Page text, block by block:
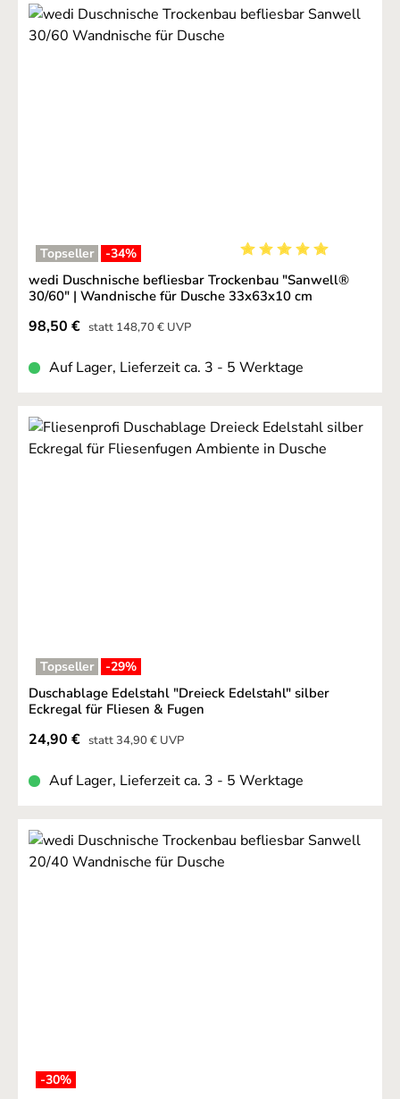
Topseller -34%
Durchschnittliche
wedi Duschnische befliesbar Trockenbau "Sanwell®
30/60" | Wandnische für Dusche 33x63x10 cm
Verkaufspreis:
98,50 € statt Regulärer Preis:
148,70 € UVP
Auf Lager, Lieferzeit ca. 3 - 5 Werktage
Topseller -29%
Duschablage Edelstahl "Dreieck Edelstahl" silber
Eckregal für Fliesen & Fugen
Verkaufspreis:
24,90 € statt Regulärer Preis:
34,90 € UVP
Auf Lager, Lieferzeit ca. 3 - 5 Werktage
-30%